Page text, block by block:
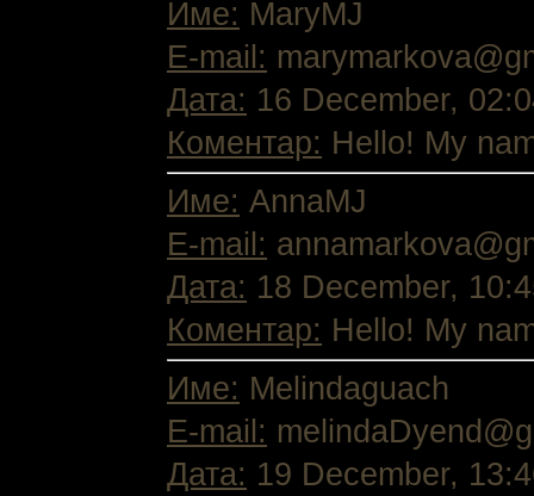
Име: MaryMJ
E-mail:
Дата: 16 December,
Коментар: Hello! My
Име: AnnaMJ
E-mail:
Дата: 18 December,
Коментар: Hello! My
Име: Melindaguach
E-mail:
Дата: 19 December,